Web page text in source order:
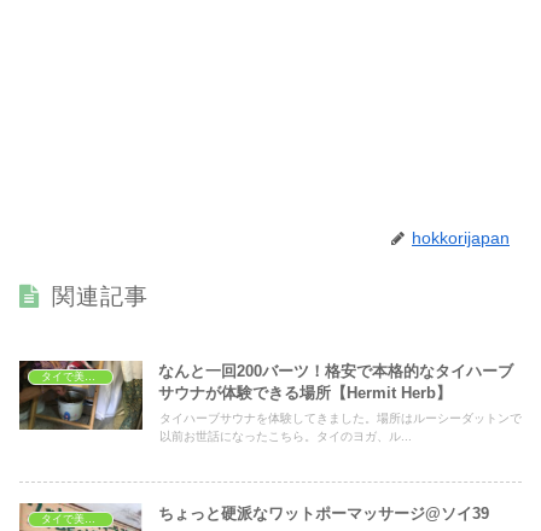
hokkorijapan
関連記事
タイで美容・健康
なんと一回200バーツ！格安で本格的なタイハーブ
サウナが体験できる場所【Hermit Herb】
タイハーブサウナを体験してきました。場所はルーシーダットンで
以前お世話になったこちら。タイのヨガ、ル...
タイで美容・健康 ちょっと硬派なワットポーマッサージ@ソイ39